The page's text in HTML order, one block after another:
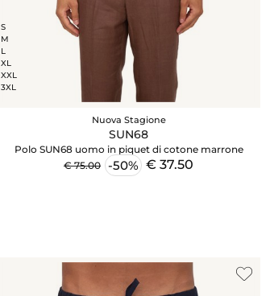
S
M
L
XL
XXL
3XL
Nuova Stagione
SUN68
Polo SUN68 uomo in piquet di cotone marrone
€ 75.00 -50% € 37.50